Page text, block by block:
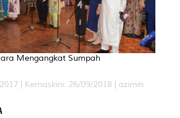
Mengangkat Sumpah
| Kemaskini: 26/09/2018 | azimin